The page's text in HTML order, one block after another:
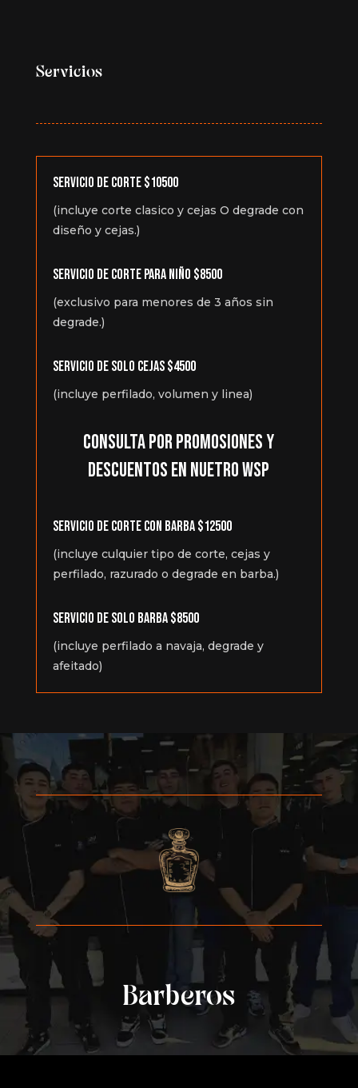
Servicios
SERVICIO DE CORTE $10500
(incluye corte clasico y cejas O degrade con
diseño y cejas.)
SERVICIO DE CORTE PARA NIÑO $8500
(exclusivo para menores de 3 años sin
degrade.)
SERVICIO DE SOLO CEJAS $4500
(incluye perfilado, volumen y linea)
CONSULTA POR PROMOSIONES Y
DESCUENTOS EN NUETRO WSP
SERVICIO DE CORTE CON BARBA $12500
(incluye culquier tipo de corte, cejas y
perfilado, razurado o degrade en barba.)
SERVICIO DE SOLO BARBA $8500
(incluye perfilado a navaja, degrade y
afeitado)
Barberos